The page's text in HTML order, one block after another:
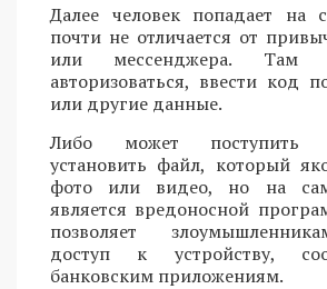
Далее человек попадает на
почти не отличается от
или мессенджера. Там
авторизоваться, ввести код
или другие данные.
Либо может поступить
установить файл, который
фото или видео, но на
является вредоносной
позволяет
доступ к устройству,
банковским приложениям.